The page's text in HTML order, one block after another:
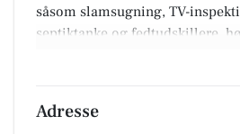
såsom slamsugning, TV-
septiktanke og fedtudskillere,
rodskæring, leverer de
udstyr og erfarne fagfolk for at
Adresse